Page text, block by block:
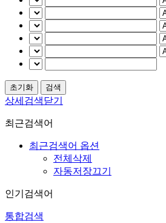
상세검색닫기
최근검색어
최근검색어 옵션
전체삭제
자동저장끄기
인기검색어
통합검색